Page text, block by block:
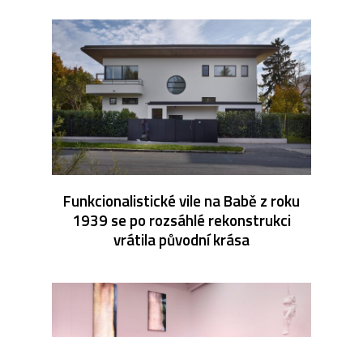
Funkcionalistické vile na Babě z roku
1939 se po rozsáhlé rekonstrukci
vrátila původní krása